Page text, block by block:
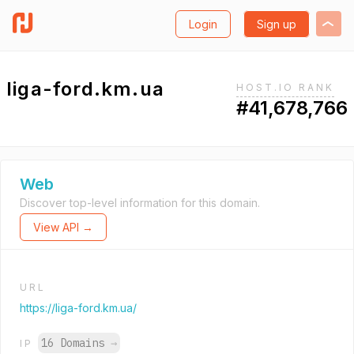
Login Sign up
liga-ford.km.ua HOST.IO RANK
#41,678,766
Web
Discover top-level information for this domain.
View API →
URL
https://liga-ford.km.ua/
IP 16 Domains →